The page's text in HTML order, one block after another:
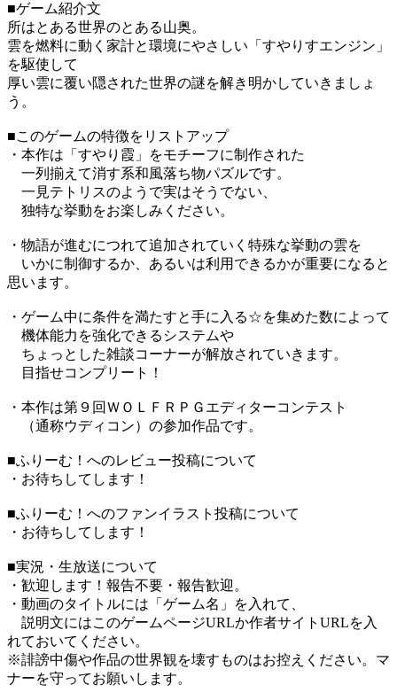
■ゲーム紹介文
所はとある世界のとある山奥。
雲を燃料に動く家計と環境にやさしい「すやりすエンジン」
を駆使して
厚い雲に覆い隠された世界の謎を解き明かしていきましょ
う。
■このゲームの特徴をリストアップ
・本作は「すやり霞」をモチーフに制作された
一列揃えて消す系和風落ち物パズルです。
一見テトリスのようで実はそうでない、
独特な挙動をお楽しみください。
・物語が進むにつれて追加されていく特殊な挙動の雲を
いかに制御するか、あるいは利用できるかが重要になると
思います。
・ゲーム中に条件を満たすと手に入る☆を集めた数によって
機体能力を強化できるシステムや
ちょっとした雑談コーナーが解放されていきます。
目指せコンプリート！
・本作は第９回ＷＯＬＦＲＰＧエディターコンテスト
（通称ウディコン）の参加作品です。
■ふりーむ！へのレビュー投稿について
・お待ちしてします！
■ふりーむ！へのファンイラスト投稿について
・お待ちしてします！
■実況・生放送について
・歓迎します！報告不要・報告歓迎。
・動画のタイトルには「ゲーム名」を入れて、
説明文にはこのゲームページURLか作者サイトURLを入
れておいてください。
※誹謗中傷や作品の世界観を壊すものはお控えください。マ
ナーを守ってお願いします。